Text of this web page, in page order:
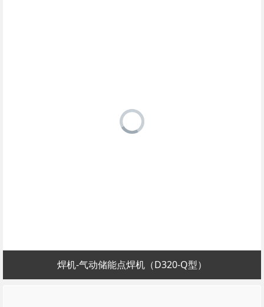
焊机-气动储能点焊机（D320-Q型）